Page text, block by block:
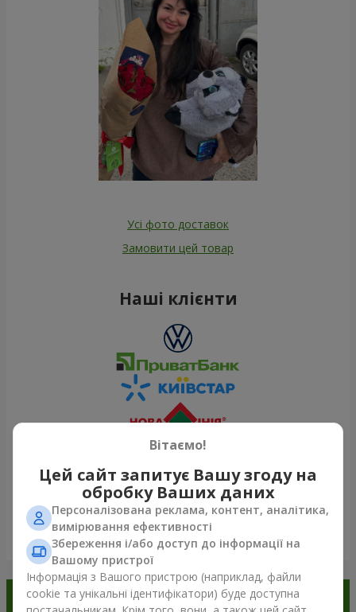
Усі фото доставок
Замовити цей товар
Наші клієнти
Переглянути все
Замовляйте в додатку
Вітаємо!
Цей сайт запитує Вашу згоду на
обробку Ваших даних
Персоналізована реклама, контент, аналітика,
вимірювання ефективності
Збереження і/або доступ до інформації на
Вашому пристрої
Інформація з Вашого пристрою (наприклад, файли
cookie та унікальні ідентифікатори) буде доступна